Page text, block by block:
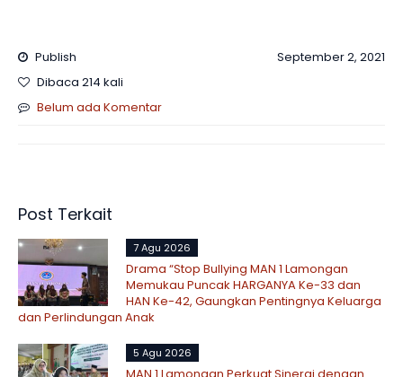
Publish
September 2, 2021
Dibaca 214 kali
Belum ada Komentar
Post Terkait
7 Agu 2026
Drama “Stop Bullying MAN 1 Lamongan
Memukau Puncak HARGANYA Ke-33 dan
HAN Ke-42, Gaungkan Pentingnya Keluarga
dan Perlindungan Anak
5 Agu 2026